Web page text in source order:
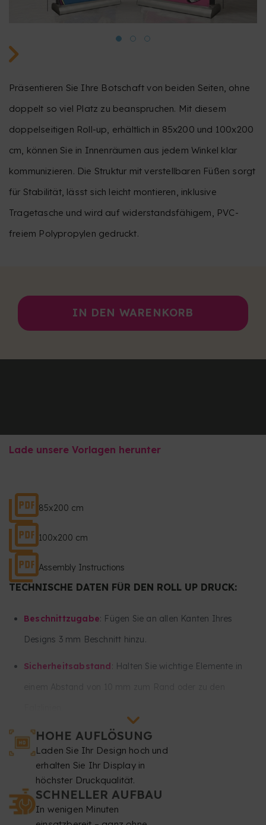
Präsentieren Sie Ihre Botschaft von beiden Seiten, ohne
doppelt so viel Platz zu beanspruchen. Mit diesem
doppelseitigen Roll-up, erhältlich in 85x200 und 100x200
cm, können Sie in Innenräumen aus jedem Winkel klar
kommunizieren. Die Struktur mit verstellbaren Füßen sorgt
für Stabilität, lässt sich leicht montieren, inklusive
Tragetasche und wird auf widerstandsfähigem, PVC-
freiem Polypropylen gedruckt.
IN DEN WARENKORB
Lade unsere Vorlagen herunter
85x200 cm
100x200 cm
Assembly Instructions
TECHNISCHE DATEN FÜR DEN ROLL UP DRUCK:
Beschnittzugabe: Fügen Sie an allen Kanten Ihres
Designs 3 mm Beschnitt hinzu.
Sicherheitsabstand : Halten Sie wichtige Elemente in
Halten Sie alle wichtigen Texte und Bilder mindestens 30
mm vom unteren und 30 mm vom oberen Rand Ihres
Designs fern. Dieser Teil bleibt größtenteils im System
eingerollt und ist nicht sichtbar.
HOHE AUFLÖSUNG
Laden Sie Ihr Design hoch und
erhalten Sie Ihr Display in
höchster Druckqualität.
SCHNELLER AUFBAU
In wenigen Minuten